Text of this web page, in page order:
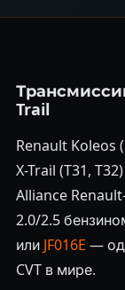
Trail
Renault Koleos
X-Trail (T31,
Alliance
2.0/2.5
или JF016E —
CVT в мире.